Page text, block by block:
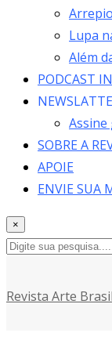
Lupa
Além
PODCAST
SOBRE A
APOIE
ENVIE SUA
×
Revista Arte